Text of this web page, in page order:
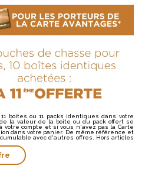
boites ou 11 packs identiques dans votre
la valeur de la boite ou du pack offert se
votre compte et si vous n'avez pas la Carte
dans votre panier. De même référence et
avec d'autres offres. Hors articles